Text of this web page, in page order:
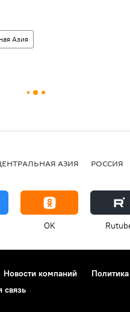
Азия
АЗИЯ РОССИЯ
OK
Новости компаний
связь